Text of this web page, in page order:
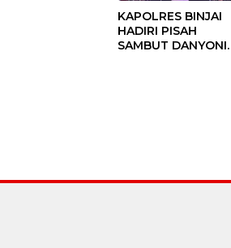
KAPOLRES BINJAI
HADIRI PISAH
SAMBUT